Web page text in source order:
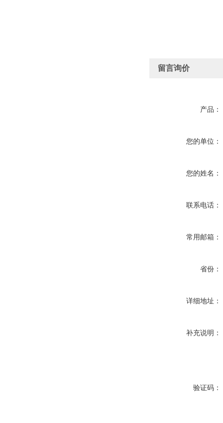
留言询价
产品：
您的单位：
您的姓名：
联系电话：
常用邮箱：
省份：
详细地址：
补充说明：
验证码：